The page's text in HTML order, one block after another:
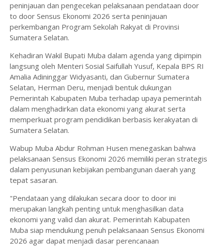
peninjauan dan pengecekan pelaksanaan pendataan door
to door Sensus Ekonomi 2026 serta peninjauan
perkembangan Program Sekolah Rakyat di Provinsi
Sumatera Selatan.
Kehadiran Wakil Bupati Muba dalam agenda yang dipimpin
langsung oleh Menteri Sosial Saifullah Yusuf, Kepala BPS RI
Amalia Adininggar Widyasanti, dan Gubernur Sumatera
Selatan, Herman Deru, menjadi bentuk dukungan
Pemerintah Kabupaten Muba terhadap upaya pemerintah
dalam menghadirkan data ekonomi yang akurat serta
memperkuat program pendidikan berbasis kerakyatan di
Sumatera Selatan.
Wabup Muba Abdur Rohman Husen menegaskan bahwa
pelaksanaan Sensus Ekonomi 2026 memiliki peran strategis
dalam penyusunan kebijakan pembangunan daerah yang
tepat sasaran.
"Pendataan yang dilakukan secara door to door ini
merupakan langkah penting untuk menghasilkan data
ekonomi yang valid dan akurat. Pemerintah Kabupaten
Muba siap mendukung penuh pelaksanaan Sensus Ekonomi
2026 agar dapat menjadi dasar perencanaan